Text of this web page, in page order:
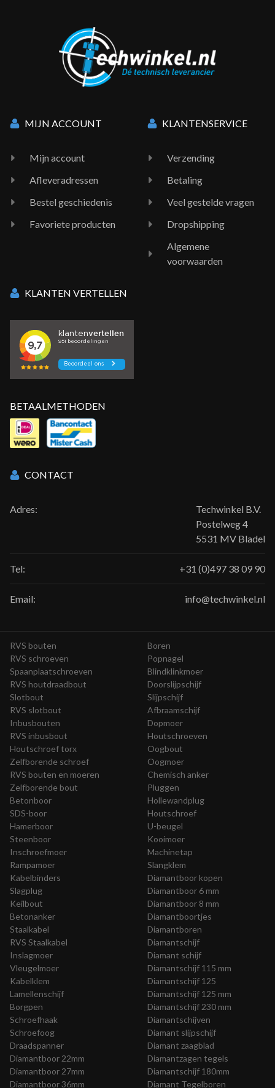
MIJN ACCOUNT
Mijn account
Afleveradressen
Bestel geschiedenis
Favoriete producten
KLANTENSERVICE
Verzending
Betaling
Veel gestelde vragen
Dropshipping
Algemene
voorwaarden
KLANTEN VERTELLEN
BETAALMETHODEN
CONTACT
Adres:
Techwinkel B.V.
Postelweg 4
5531 MV Bladel
Tel: +31 (0)497 38 09 90
Email: info@techwinkel.nl
RVS bouten
RVS schroeven
Spaanplaatschroeven
RVS houtdraadbout
Slotbout
RVS slotbout
Inbusbouten
RVS inbusbout
Houtschroef torx
Zelfborende schroef
RVS bouten en moeren
Zelfborende bout
Betonboor
SDS-boor
Hamerboor
Steenboor
Boren
Popnagel
Blindklinkmoer
Doorslijpschijf
Slijpschijf
Afbraamschijf
Dopmoer
Houtschroeven
Oogbout
Oogmoer
Chemisch anker
Pluggen
Hollewandplug
Houtschroef
U-beugel
Kooimoer
Inschroefmoer
Rampamoer
Kabelbinders
Slagplug
Keilbout
Betonanker
Staalkabel
RVS Staalkabel
Inslagmoer
Vleugelmoer
Kabelklem
Lamellenschijf
Borgpen
Schroefhaak
Schroefoog
Draadspanner
Machinetap
Slangklem
Diamantboor kopen
Diamantboor 6 mm
Diamantboor 8 mm
Diamantboortjes
Diamantboren
Diamantschijf
Diamant schijf
Diamantschijf 115 mm
Diamantschijf 125
Diamantschijf 125 mm
Diamantschijf 230 mm
Diamantschijven
Diamant slijpschijf
Diamant zaagblad
Diamantboor 22mm
Diamantboor 27mm
Diamantboor 36mm
Diamantzagen tegels
Diamantschijf 180mm
Diamant Tegelboren